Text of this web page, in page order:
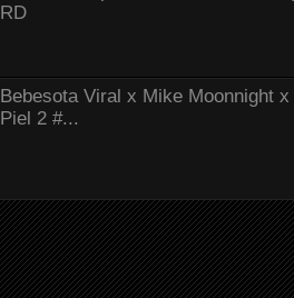
RD
Bebesota Viral x Mike Moonnight
Piel 2 #...